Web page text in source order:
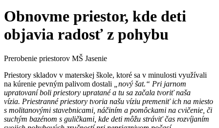
Obnovme priestor, kde deti
objavia radosť z pohybu
Prerobenie priestorov MŠ Jasenie
Priestory skladov v materskej škole, ktoré sa v minulosti využívali
na kúrenie pevným palivom dostali
„nový šat.“ Pri jarnom
upratovaní boli priestory upratané a tu sa začala tvoriť naša
vízia. Priestranné priestory tvoria našu víziu premeniť ich na miesto
s molitanovými stavebnicami, náčiním a pomôckami na cvičenie, či
suchým bazénom s guličkami, kde deti môžu stráviť čas rozvíjaním